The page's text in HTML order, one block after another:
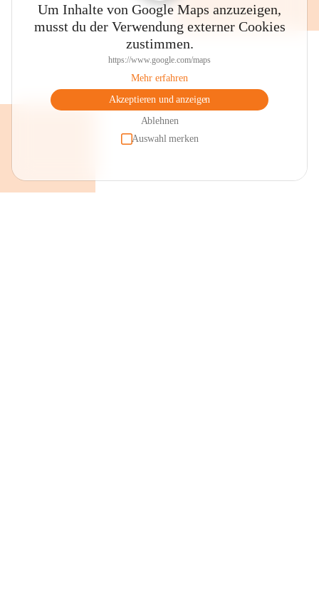
Um Inhalte von Google Maps anzuzeigen,
musst du der Verwendung externer Cookies
zustimmen.
https://www.google.com/maps
Mehr erfahren
Akzeptieren und anzeigen
Ablehnen
Auswahl merken